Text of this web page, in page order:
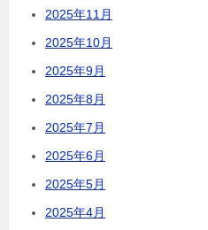
2025年11月
2025年10月
2025年9月
2025年8月
2025年7月
2025年6月
2025年5月
2025年4月